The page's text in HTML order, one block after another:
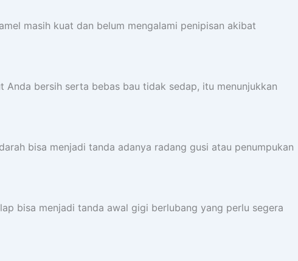
masih kuat dan belum mengalami penipisan akibat
bersih serta bebas bau tidak sedap, itu menunjukkan
bisa menjadi tanda adanya radang gusi atau penumpukan
bisa menjadi tanda awal gigi berlubang yang perlu segera